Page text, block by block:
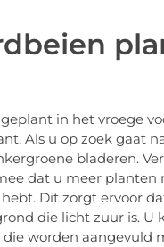
in het vroege
Als u op zoek gaat
bladeren.
dat u meer
Dit zorgt ervoor
die licht zuur is.
worden aangevuld